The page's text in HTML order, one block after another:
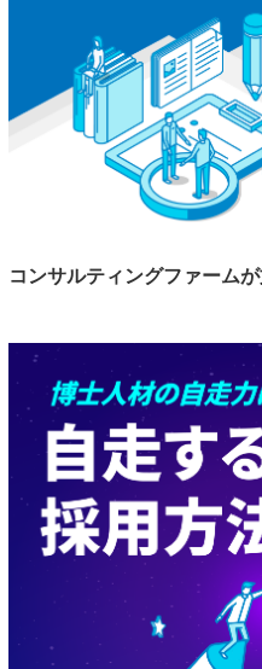
コンサルティングファーム